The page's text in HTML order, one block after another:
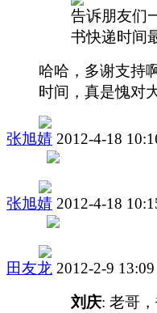
告诉朋友们
书快递时间
哈哈，多谢支持
时间，真是愧对
张旭婧 2012-4-18
张旭婧 2012-4-18
田友龙 2012-2-9 13:09
刘庆: 老哥